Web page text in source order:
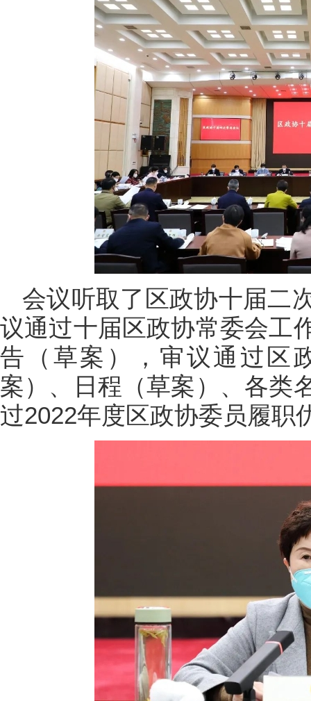
会议听取了区政协十届二
议通过十届区政协常委会工
告（草案），审议通过区
案）、日程（草案）、各类
过2022年度区政协委员履职